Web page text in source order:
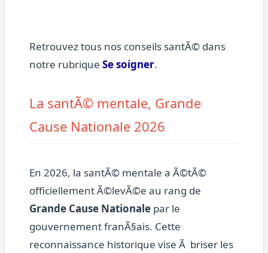
Retrouvez tous nos conseils santÃ© dans
notre rubrique Se soigner.
La santÃ© mentale, Grande
Cause Nationale 2026
En 2026, la santÃ© mentale a Ã©tÃ©
officiellement Ã©levÃ©e au rang de
Grande Cause Nationalepar le
gouvernement franÃ§ais. Cette
reconnaissance historique vise Ã briser les